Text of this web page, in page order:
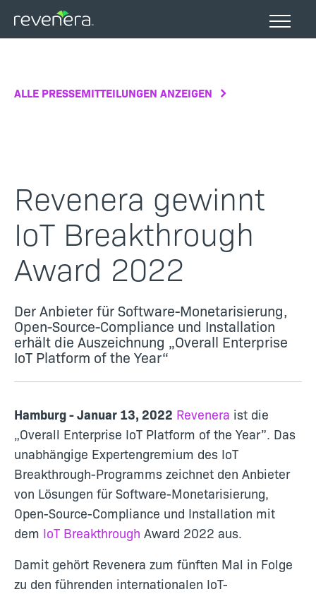
zum
Inhalt
ALLE PRESSEMITTEILUNGEN ANZEIGEN
Revenera gewinnt
IoT Breakthrough
Award 2022
Der Anbieter für Software-Monetarisierung,
Open-Source-Compliance und Installation
erhält die Auszeichnung „Overall Enterprise
IoT Platform of the Year“
Hamburg - Januar 13, 2022 Revenera ist die
„Overall Enterprise IoT Platform of the Year”. Das
unabhängige Expertengremium des IoT
Breakthrough-Programms zeichnet den Anbieter
von Lösungen für Software-Monetarisierung,
Open-Source-Compliance und Installation mit
dem IoT Breakthrough Award 2022 aus.
Damit gehört Revenera zum fünften Mal in Folge
zu den führenden internationalen IoT-